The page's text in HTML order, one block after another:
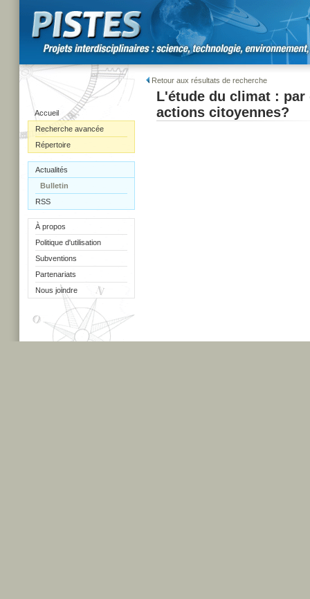
Accueil
Recherche avancée
Répertoire
Actualités
Bulletin
RSS
À propos
Politique d'utilisation
Subventions
Partenariats
Nous joindre
Retour aux résultats de recherche
L'étude du climat :
actions citoyennes?